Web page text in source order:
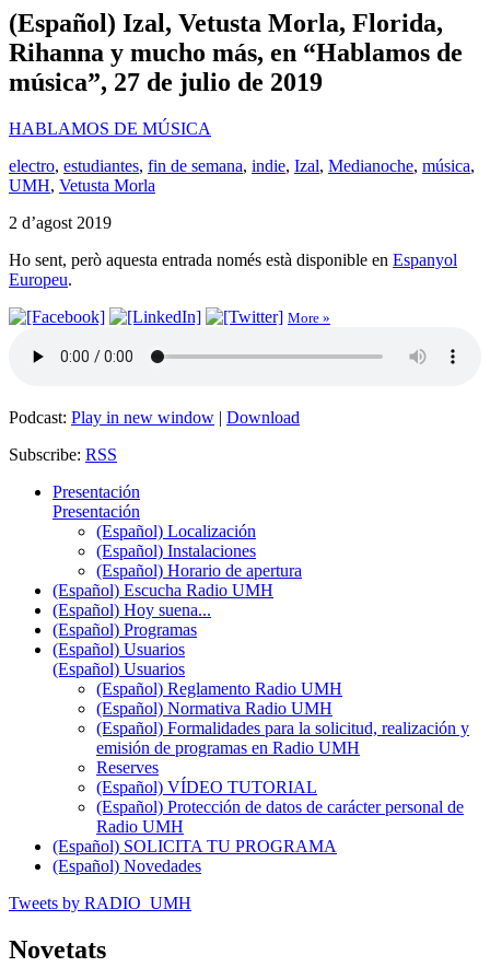
(Español) Izal, Vetusta Morla, Florida,
Rihanna y mucho más, en “Hablamos de
música”, 27 de julio de 2019
HABLAMOS DE MÚSICA
electro, estudiantes, fin de semana, indie, Izal, Medianoche, música,
UMH, Vetusta Morla
2 d’agost 2019
Ho sent, però aquesta entrada només està disponible en Espanyol
Europeu.
More »
Podcast: Play in new window | Download
Subscribe: RSS
Presentación
Presentación
(Español) Localización
(Español) Instalaciones
(Español) Horario de apertura
(Español) Escucha Radio UMH
(Español) Hoy suena...
(Español) Programas
(Español) Usuarios
(Español) Usuarios
(Español) Reglamento Radio UMH
(Español) Normativa Radio UMH
(Español) Formalidades para la solicitud, realización y
emisión de programas en Radio UMH
Reserves
(Español) VÍDEO TUTORIAL
(Español) Protección de datos de carácter personal de
Radio UMH
(Español) SOLICITA TU PROGRAMA
(Español) Novedades
Tweets by RADIO_UMH
Novetats